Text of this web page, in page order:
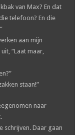
van Max? En dat
telefoon? En die
aan mijn
“Laat maar,
staan!”
naar
schrijven. Daar gaan